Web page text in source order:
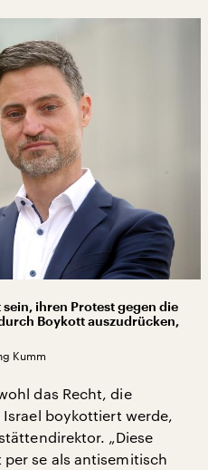
ihren Protest gegen die
Boykott auszudrücken,
Kumm
das Recht, die
boykottiert werde,
„Diese
se als antisemitisch